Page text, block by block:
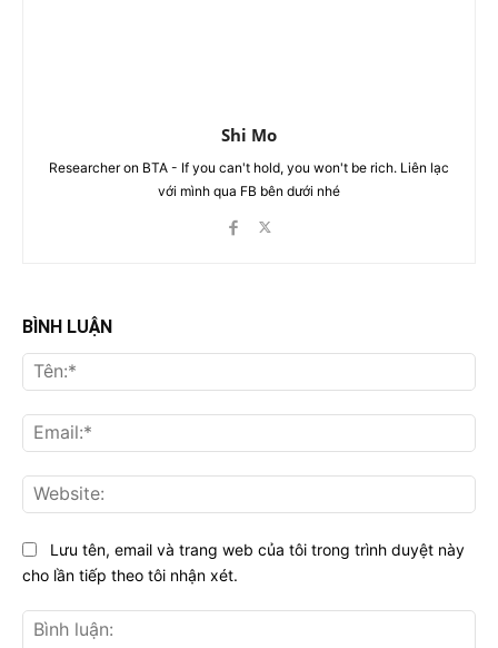
Shi Mo
Researcher on BTA - If you can't hold, you won't be rich. Liên lạc
với mình qua FB bên dưới nhé
BÌNH LUẬN
Lưu tên, email và trang web của tôi trong trình duyệt này
cho lần tiếp theo tôi nhận xét.